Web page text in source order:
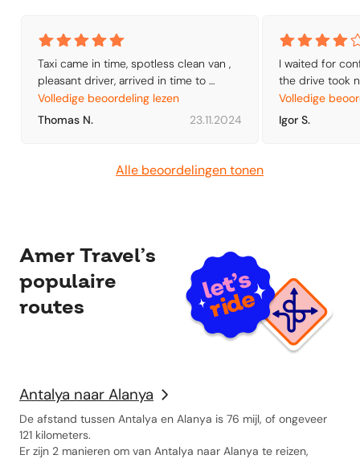
Taxi came in time, spotless clean van ,
pleasant driver, arrived in time to
airport. All was good . Thank you amer
travel.
Volledige beoordeling lezen
Thomas N.
23.11.2024
I waited for
the drive took
hours.
The minivan
clean. Thank
Volledige
Igor S.
Alle beoordelingen tonen
Amer Travel’s
populaire
routes
Antalya naar Alanya
De afstand tussen Antalya en Alanya is 76 mijl, of ongeveer
121 kilometers.
Er zijn 2 manieren om van Antalya naar Alanya te reizen,